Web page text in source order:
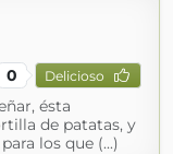
0 Delicioso
ésta
de patatas, y
los que (...)